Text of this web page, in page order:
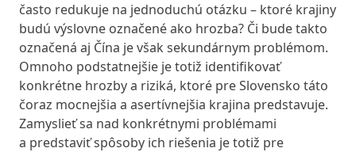
často redukuje na jednoduchú otázku – ktoré krajiny
budú výslovne označené ako hrozba? Či bude takto
označená aj Čína je však sekundárnym problémom.
Omnoho podstatnejšie je totiž identifikovať
konkrétne hrozby a riziká, ktoré pre Slovensko táto
čoraz mocnejšia a asertívnejšia krajina predstavuje.
Zamyslieť sa nad konkrétnymi problémami
a predstaviť spôsoby ich riešenia je totiž pre